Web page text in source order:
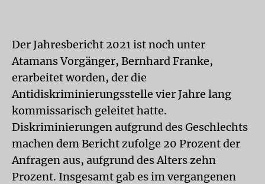
Der Jahresbericht 2021 ist noch unter
Atamans Vorgänger, Bernhard Franke,
erarbeitet worden, der die
Antidiskriminierungsstelle vier Jahre lang
kommissarisch geleitet hatte.
Diskriminierungen aufgrund des Geschlechts
machen dem Bericht zufolge 20 Prozent der
Anfragen aus, aufgrund des Alters zehn
Prozent. Insgesamt gab es im vergangenen